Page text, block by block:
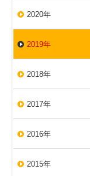
2020年
2019年
2018年
2017年
2016年
2015年